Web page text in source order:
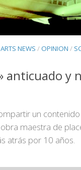
ARTS NEWS / OPINION /
anticuado y
un
maestra de
atrás por 10 años.